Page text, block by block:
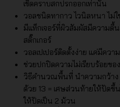
เช็ดคราบสกปรกออกเท่านั้น
วอลชนิดทากาว ไวนิลหนา ไม่ใ
มีแท็กเจอร์ที่ผิวสัมผัสมีความตื้น
สติ๊กเกอร์
วอลเปเปอร์ติดตั้งง่าย แค่มีควา
ช่วยปกปิดความไม่เรียบร้อยขอ
วิธีคำนวณพื้นที่ นำความกว้าง
ด้วย 13 = เศษส่วนท้ายให้ปัดขึ้
ให้ปัดเป็น 2 ม้วน